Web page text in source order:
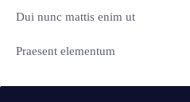
Dui nunc mattis enim ut
Praesent elementum